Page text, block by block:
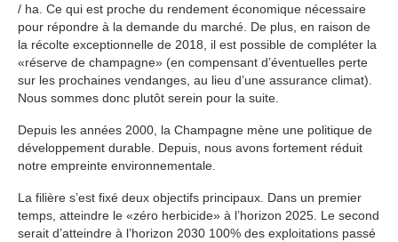
/ ha. Ce qui est proche du rendement économique nécessaire
pour répondre à la demande du marché. De plus, en raison de
la récolte exceptionnelle de 2018, il est possible de compléter la
«réserve de champagne» (en compensant d’éventuelles perte
sur les prochaines vendanges, au lieu d’une assurance climat).
Nous sommes donc plutôt serein pour la suite.
Depuis les années 2000, la Champagne mène une politique de
développement durable. Depuis, nous avons fortement réduit
notre empreinte environnementale.
La filière s’est fixé deux objectifs principaux. Dans un premier
temps, atteindre le «zéro herbicide» à l’horizon 2025. Le second
serait d’atteindre à l’horizon 2030 100% des exploitations passé